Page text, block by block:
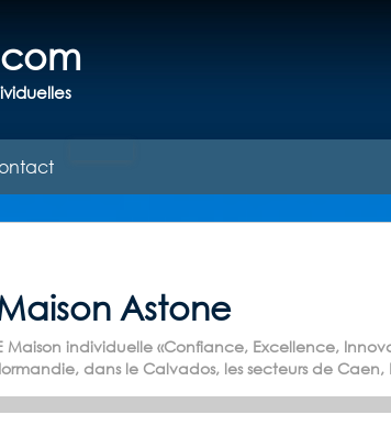
Astone
Maison individuelle «Confiance, Excellence,
dans le Calvados, les secteurs de Caen,